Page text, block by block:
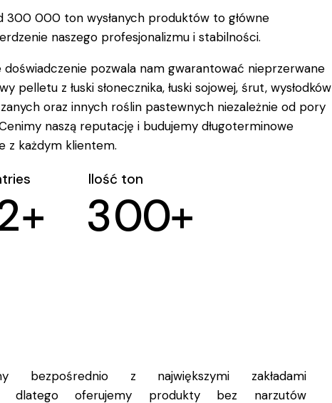
300 000 ton wysłanych produktów to główne
naszego profesjonalizmu i stabilności.
doświadczenie pozwala nam gwarantować nieprzerwane
pelletu z łuski słonecznika, łuski sojowej, śrut, wysłodków
oraz innych roślin pastewnych niezależnie od pory
naszą reputację i budujemy długoterminowe
z każdym klientem.
+
Ilość ton
300+
bezpośrednio z największymi zakładami
dlatego oferujemy produkty bez narzutów